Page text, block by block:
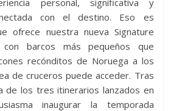
personal, significativa y
con el destino. Eso es
ofrece nuestra nueva Signature
con barcos más pequeños que
recónditos de Noruega a los
de cruceros puede acceder. Tras
de los tres itinerarios lanzados en
inaugurar la temporada